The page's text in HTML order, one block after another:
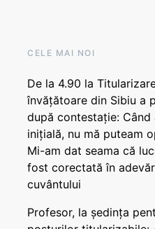
CELE MAI NOI
De la 4.90 la
învățătoare din Sibiu a
după contestație: Când
inițială, nu mă puteam
Mi-am dat seama că
fost corectată în
cuvântului
Profesor, la ședința